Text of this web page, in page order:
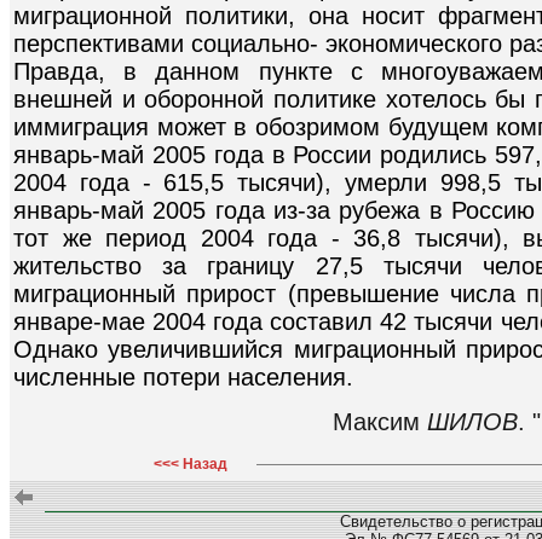
миграционной политики, она носит
перспективами социально- экономического
Правда, в данном пункте с
внешней и оборонной политике хотелось бы
иммиграция может в обозримом будущем
январь-май 2005 года в России родились
2004 года - 615,5 тысячи), умерли 998,5
январь-май 2005 года из-за рубежа в
тот же период 2004 года - 36,8 тысячи),
жительство за границу 27,5 тысячи
миграционный прирост (превышение
январе-мае 2004 года составил 42 тысячи
Однако увеличившийся миграционный
численные потери населения.
Максим ШИЛОВ.
<<< Назад
Свидетельство о